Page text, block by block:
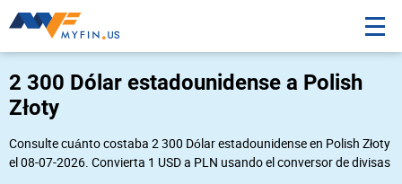
2 300 Dólar estadounidense a Polish
Złoty
Consulte cuánto costaba 2 300 Dólar estadounidense en Polish Złoty
el 08-07-2026. Convierta 1 USD a PLN usando el conversor de divisas